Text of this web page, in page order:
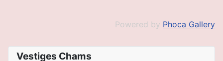
Powered by Phoca Gallery
Vestiges Chams